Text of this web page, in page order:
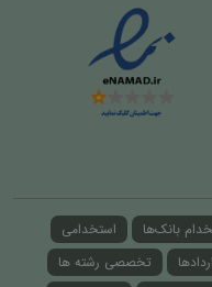
بانک‌ها
استخدامی
تخصصی رشته ها